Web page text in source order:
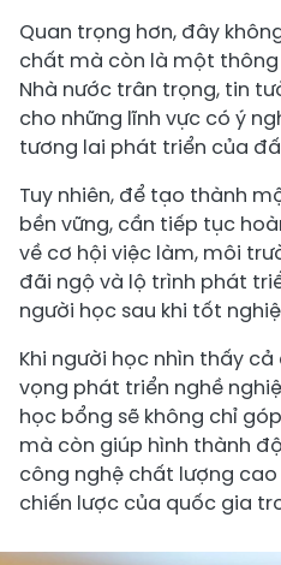
Quan trọng hơn, đây
chất mà còn là một
Nhà nước trân trọng, tin
cho những lĩnh vực có ý
tương lai phát triển của
Tuy nhiên, để tạo thành
bền vững, cần tiếp tục
về cơ hội việc làm, môi
đãi ngộ và lộ trình phát
người học sau khi tốt
Khi người học nhìn thấy
vọng phát triển nghề
học bổng sẽ không chỉ
mà còn giúp hình thành
công nghệ chất lượng
chiến lược của quốc gia